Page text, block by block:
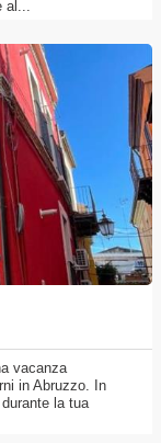
al...
vacanza
in Abruzzo. In
la tua